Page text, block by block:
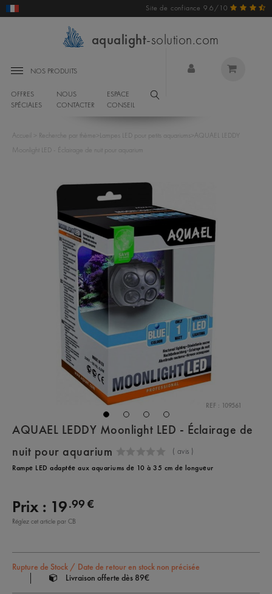
Site de confiance 9.6/10
aqualight-solution.com
NOS PRODUITS
OFFRES
SPÉCIALES
NOUS
CONTACTER
ESPACE
CONSEIL
Accueil Recherche par thème Lampes LED pour petits aquariums
AQUAEL LEDDY
Moonlight LED - Éclairage de nuit pour aquarium
REF : 109561
AQUAEL LEDDY Moonlight LED - Éclairage de
nuit pour aquarium
( avis )
Rampe LED adaptée aux aquariums de 10 à 35 cm de longueur
Prix : 19 .99 €
Réglez cet article par CB
Rupture de Stock / Date de retour en stock non précisée
Livraison offerte dès 89€